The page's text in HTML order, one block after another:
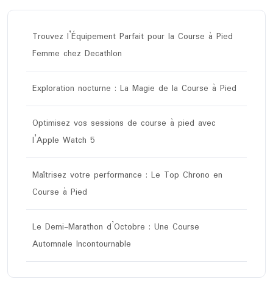
Trouvez l’Équipement Parfait pour la Course à Pied
Femme chez Decathlon
Exploration nocturne : La Magie de la Course à Pied
Optimisez vos sessions de course à pied avec
l’Apple Watch 5
Maîtrisez votre performance : Le Top Chrono en
Course à Pied
Le Demi-Marathon d’Octobre : Une Course
Automnale Incontournable